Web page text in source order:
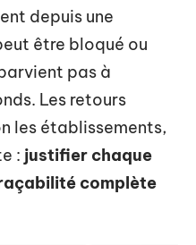
depuis une
être bloqué ou
pas à
Les retours
les établissements,
: justifier chaque
complète